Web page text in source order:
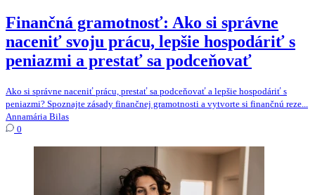
Finančná gramotnosť: Ako si správne
naceniť svoju prácu, lepšie hospodáriť s
peniazmi a prestať sa podceňovať
Ako si správne naceniť prácu, prestať sa podceňovať a lepšie hospodáriť s
peniazmi? Spoznajte zásady finančnej gramotnosti a vytvorte si finančnú reze...
Annamária Bilas
0